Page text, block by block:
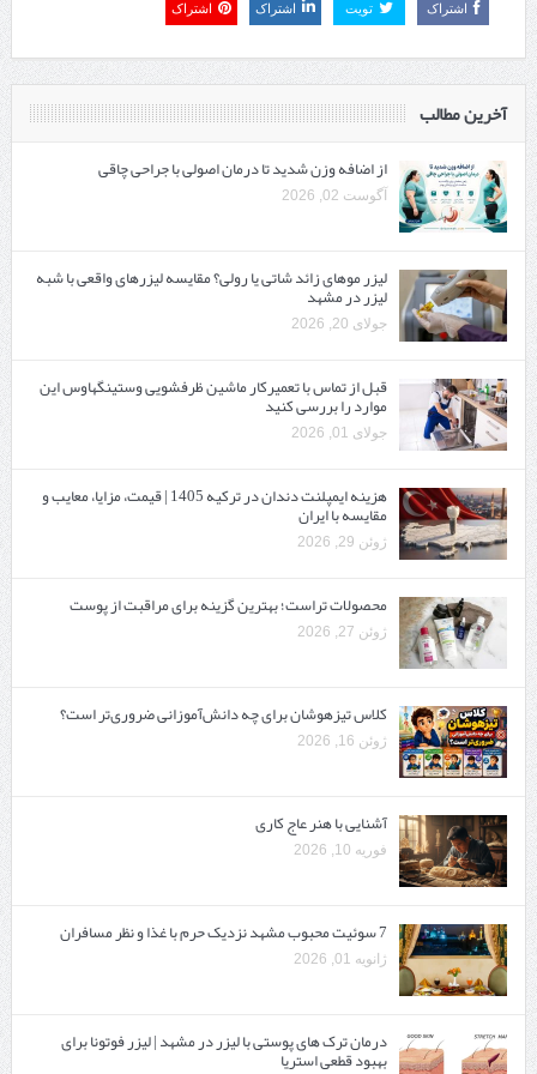
اشتراک تویت اشتراک اشتراک
آخرین مطالب
از اضافه وزن شدید تا درمان اصولی با جراحی چاقی
آگوست 02, 2026
لیزر موهای زائد شاتی یا رولی؟ مقایسه لیزرهای واقعی با شبه‌
لیزر در مشهد
جولای 20, 2026
قبل از تماس با تعمیرکار ماشین ظرفشویی وستینگهاوس این
موارد را بررسی کنید
جولای 01, 2026
هزینه ایمپلنت دندان در ترکیه 1405 | قیمت، مزایا، معایب و
مقایسه با ایران
ژوئن 29, 2026
محصولات تراست؛ بهترین گزینه برای مراقبت از پوست
ژوئن 27, 2026
کلاس تیزهوشان برای چه دانش‌آموزانی ضروری‌تر است؟
ژوئن 16, 2026
آشنایی با هنر عاج کاری
فوریه 10, 2026
7 سوئیت محبوب مشهد نزدیک حرم با غذا و نظر مسافران
ژانویه 01, 2026
درمان ترک های پوستی با لیزر در مشهد | لیزر فوتونا برای
بهبود قطعی استریا